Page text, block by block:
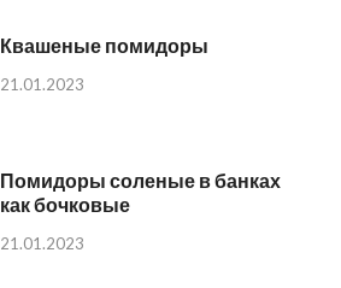
Квашеные помидоры
21.01.2023
Помидоры соленые в банках
как бочковые
21.01.2023